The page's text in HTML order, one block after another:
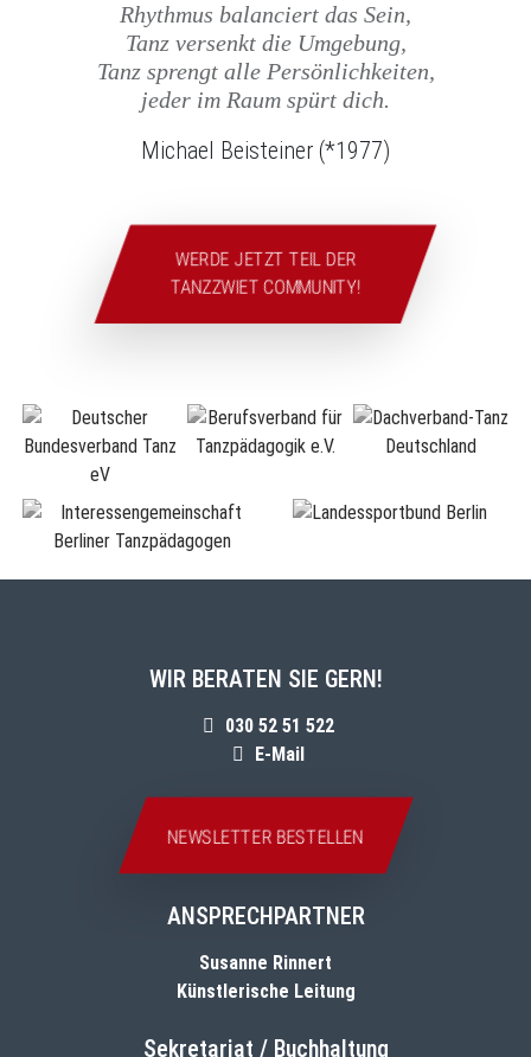
Rhythmus balanciert das Sein,
Tanz versenkt die Umgebung,
Tanz sprengt alle Persönlichkeiten,
jeder im Raum spürt dich.
Michael Beisteiner (*1977)
WERDE JETZT TEIL DER
TANZZWIET COMMUNITY!
WIR BERATEN SIE GERN!
030 52 51 522
E-Mail
NEWSLETTER BESTELLEN
ANSPRECHPARTNER
Susanne Rinnert
Künstlerische Leitung
Sekretariat / Buchhaltung